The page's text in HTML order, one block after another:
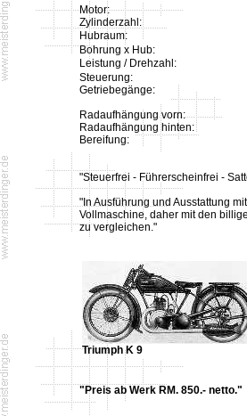
Motor:
Zylinderzahl:
Hubraum:
Bohrung x Hub:
Leistung / Drehzahl:
Steuerung:
Getriebegänge:
Radaufhängung vorn:
Radaufhängung hinten:
Bereifung:
"Steuerfrei - Führerscheinfrei -
"In Ausführung und Ausstattung
Vollmaschine, daher mit den
zu vergleichen."
Triumph K 9
"Preis ab Werk RM. 850.- netto."